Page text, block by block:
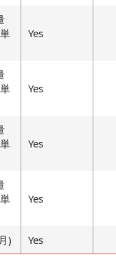
Yes
Yes
Yes
Yes
) Yes